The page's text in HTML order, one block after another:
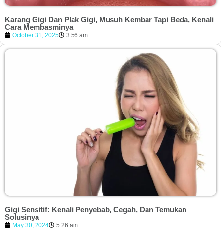
Karang Gigi Dan Plak Gigi, Musuh Kembar Tapi Beda, Kenali
Cara Membasminya
October 31, 2025 3:56 am
Gigi Sensitif: Kenali Penyebab, Cegah, Dan Temukan
Solusinya
May 30, 2024 5:26 am